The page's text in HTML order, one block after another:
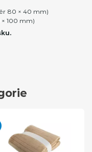
80 × 40 mm)
× 100 mm)